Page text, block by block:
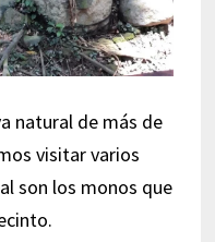
natural de más de
visitar varios
son los monos que